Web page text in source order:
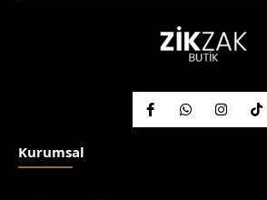
Kurumsal